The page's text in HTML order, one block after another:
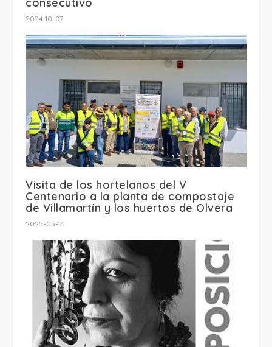
2024-10-07
Visita de los hortelanos del V
Centenario a la planta de compostaje
de Villamartín y los huertos de Olvera
2025-05-14